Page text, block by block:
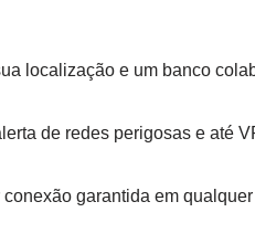
localização e um banco
de redes perigosas e até
garantida em